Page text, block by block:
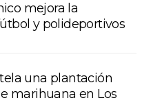
mejora la
y polideportivos
una plantación
marihuana en Los